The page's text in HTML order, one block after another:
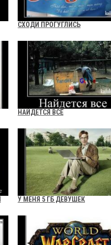
СХОДИ ПРОГУГЛИСЬ
НАЙДЕТСЯ ВСЁ
У МЕНЯ 5 ГБ ДЕВУШЕК